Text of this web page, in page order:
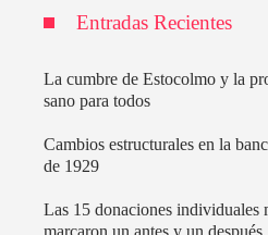
Entradas Recientes
La cumbre de Estocolmo y la
sano para todos
Cambios estructurales en la
de 1929
Las 15 donaciones individuales
marcaron un antes y un después